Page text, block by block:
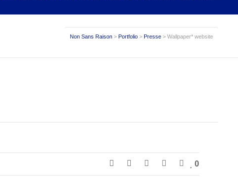
Non Sans Raison> Portfolio> Presse> Wallpaper* website
0